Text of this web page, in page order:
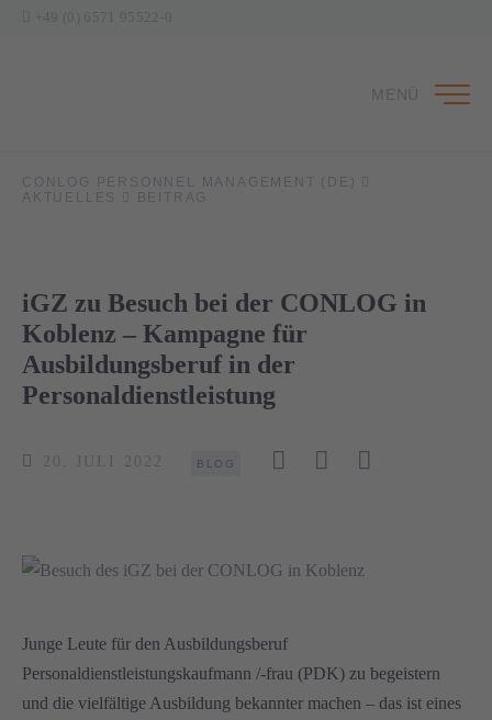
MENÜ
CONLOG PERSONNEL MANAGEMENT (DE)
AKTUELLES
BEITRAG
iGZ zu Besuch bei der CONLOG in
Koblenz – Kampagne für
Ausbildungsberuf in der
Personaldienstleistung
20. JULI 2022 BLOG
Junge Leute für den Ausbildungsberuf
Personaldienstleistungskaufmann /-frau (PDK) zu begeistern
und die vielfältige Ausbildung bekannter machen – das ist eines